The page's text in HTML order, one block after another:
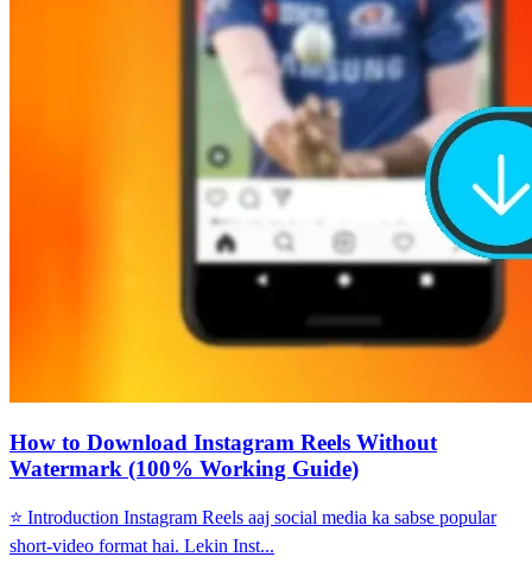
How to Download Instagram Reels Without
Watermark (100% Working Guide)
⭐ Introduction Instagram Reels aaj social media ka sabse popular
short-video format hai. Lekin Inst...